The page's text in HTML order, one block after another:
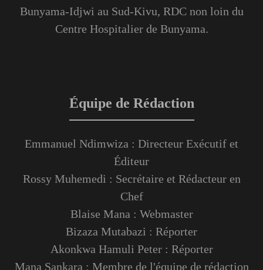
Bunyama-Idjwi au Sud-Kivu, RDC non loin du
Centre Hospitalier de Bunyama.
Équipe de Rédaction
Emmanuel Ndimwiza : Directeur Exécutif et
Éditeur
Rossy Muhemedi : Secrétaire et Rédacteur en
Chef
Blaise Mana : Webmaster
Bizaza Mutabazi : Réporter
Akonkwa Hamuli Peter : Réporter
Mana Sankara : Membre de l'équipe de rédaction